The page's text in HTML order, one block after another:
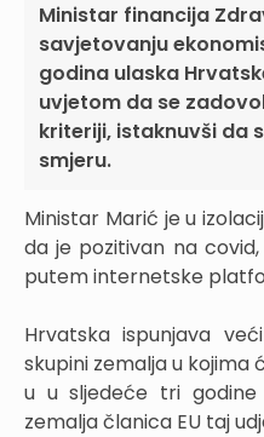
Ministar financija
savjetovanju
godina ulaska
uvjetom da se
kriteriji, istaknuvši da
smjeru.
Ministar Marić je u
da je pozitivan na
putem internetske
Hrvatska ispunjava
skupini zemalja u kojima
u u sljedeće tri
zemalja članica EU taj